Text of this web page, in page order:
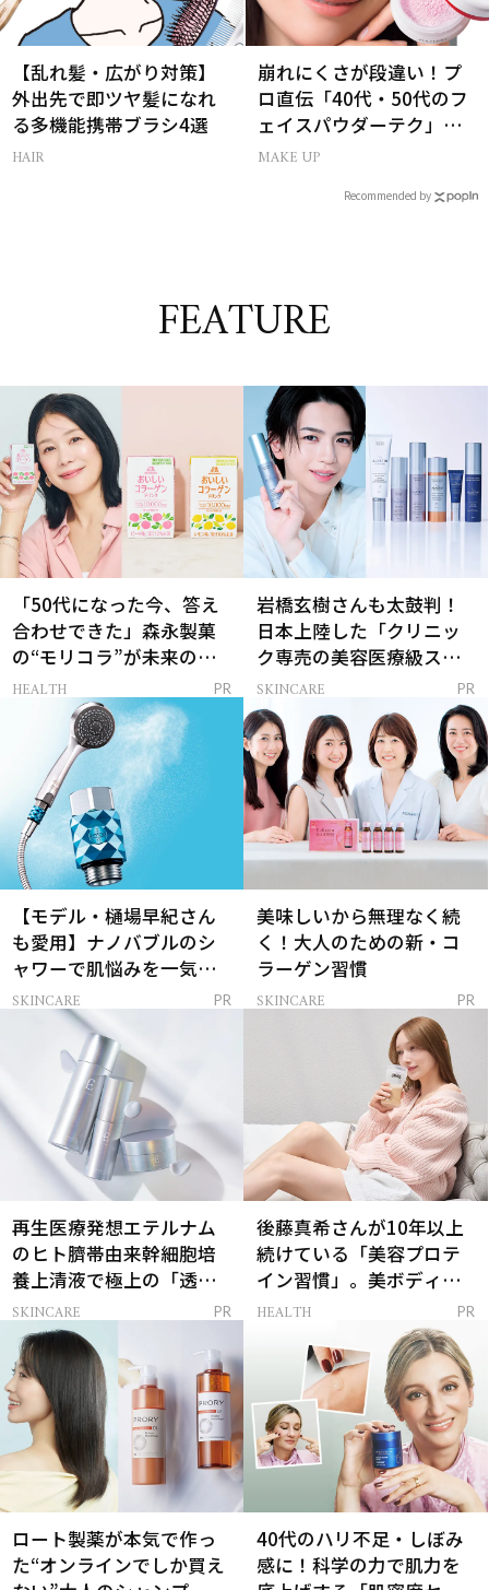
【乱れ髪・広がり対策】
外出先で即ツヤ髪になれ
る多機能携帯ブラシ4選
HAIR
崩れにくさが段違い！プ
ロ直伝「40代・50代のフ
ェイスパウダーテク」お
粉の選び方・塗り方Q&A
MAKE UP
Recommended by
FEATURE
「50代になった今、答え
合わせできた」森永製菓
の“モリコラ”が未来のキ
レイを連れてくる！
HEALTH PR
岩橋玄樹さんも太鼓判！
日本上陸した「クリニッ
ク専売の美容医療級スキ
ンケア」
SKINCARE PR
【モデル・樋場早紀さん
も愛用】ナノバブルのシ
ャワーで肌悩みを一気に
解決
SKINCARE PR
美味しいから無理なく続
く！大人のための新・コ
ラーゲン習慣
SKINCARE PR
再生医療発想エテルナム
のヒト臍帯由来幹細胞培
養上清液で極上の「透明
感ハリ肌」へ
SKINCARE PR
後藤真希さんが10年以上
続けている「美容プロテ
イン習慣」。美ボディを
支える朝ルーティンと
HEALTH PR
ロート製薬が本気で作っ
た“オンラインでしか買え
40代のハリ不足・しぼみ
感に！科学の力で肌力を